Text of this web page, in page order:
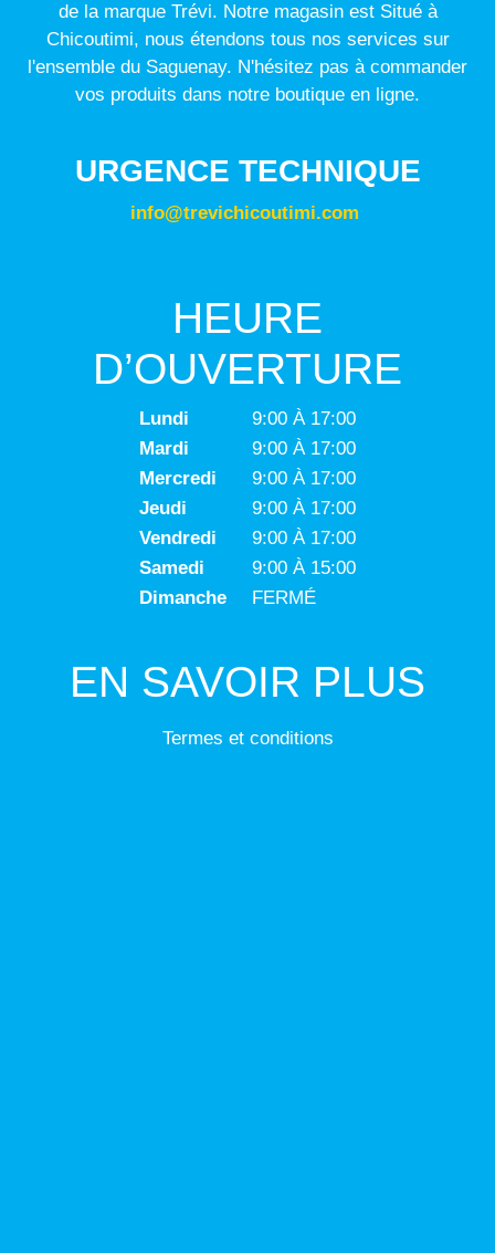
de la marque Trévi. Notre magasin est Situé à
Chicoutimi, nous étendons tous nos services sur
l'ensemble du Saguenay. N'hésitez pas à commander
vos produits dans notre boutique en ligne.
URGENCE TECHNIQUE
info@trevichicoutimi.com
HEURE
D’OUVERTURE
Lundi
9:00 À 17:00
Mardi
9:00 À 17:00
Mercredi
9:00 À 17:00
Jeudi
9:00 À 17:00
Vendredi
9:00 À 17:00
Samedi
9:00 À 15:00
Dimanche
FERMÉ
EN SAVOIR PLUS
Termes et conditions